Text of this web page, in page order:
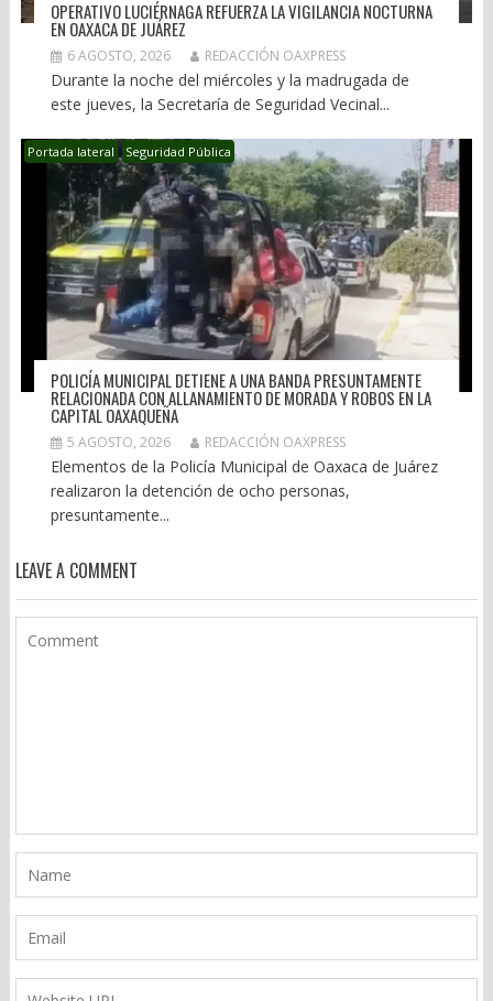
OPERATIVO LUCIÉRNAGA REFUERZA LA VIGILANCIA NOCTURNA
EN OAXACA DE JUÁREZ
6 AGOSTO, 2026 REDACCIÓN OAXPRESS
Durante la noche del miércoles y la madrugada de
este jueves, la Secretaría de Seguridad Vecinal...
Portada lateral Seguridad Pública
POLICÍA MUNICIPAL DETIENE A UNA BANDA PRESUNTAMENTE
RELACIONADA CON ALLANAMIENTO DE MORADA Y ROBOS EN LA
CAPITAL OAXAQUEÑA
5 AGOSTO, 2026 REDACCIÓN OAXPRESS
Elementos de la Policía Municipal de Oaxaca de Juárez
realizaron la detención de ocho personas,
presuntamente...
LEAVE A COMMENT